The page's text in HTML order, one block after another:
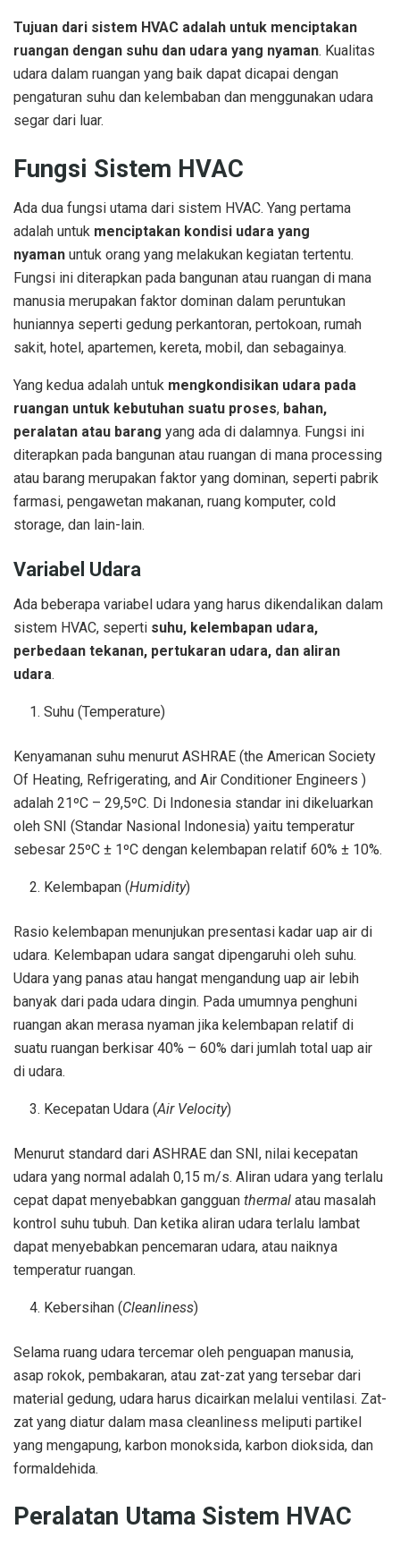
Tujuan dari sistem HVAC adalah untuk menciptakan
ruangan dengan suhu dan udara yang nyaman. Kualitas
udara dalam ruangan yang baik dapat dicapai dengan
pengaturan suhu dan kelembaban dan menggunakan udara
segar dari luar.
Fungsi Sistem HVAC
Ada dua fungsi utama dari sistem HVAC. Yang pertama
adalah untuk menciptakan kondisi udara yang
nyaman untuk orang yang melakukan kegiatan tertentu.
Fungsi ini diterapkan pada bangunan atau ruangan di mana
manusia merupakan faktor dominan dalam peruntukan
huniannya seperti gedung perkantoran, pertokoan, rumah
sakit, hotel, apartemen, kereta, mobil, dan sebagainya.
Yang kedua adalah untuk mengkondisikan udara pada
ruangan untuk kebutuhan suatu proses, bahan,
peralatan atau barang yang ada di dalamnya. Fungsi ini
diterapkan pada bangunan atau ruangan di mana processing
atau barang merupakan faktor yang dominan, seperti pabrik
farmasi, pengawetan makanan, ruang komputer, cold
storage, dan lain-lain.
Variabel Udara
Ada beberapa variabel udara yang harus dikendalikan dalam
sistem HVAC, seperti suhu, kelembapan udara,
perbedaan tekanan, pertukaran udara, dan aliran
udara.
Suhu (Temperature)
Kenyamanan suhu menurut ASHRAE (the American Society
Of Heating, Refrigerating, and Air Conditioner Engineers )
adalah 21ºC – 29,5ºC. Di Indonesia standar ini dikeluarkan
oleh SNI (Standar Nasional Indonesia) yaitu temperatur
sebesar 25ºC ± 1ºC dengan kelembapan relatif 60% ± 10%.
Kelembapan (Humidity)
Rasio kelembapan menunjukan presentasi kadar uap air di
udara. Kelembapan udara sangat dipengaruhi oleh suhu.
Udara yang panas atau hangat mengandung uap air lebih
banyak dari pada udara dingin. Pada umumnya penghuni
ruangan akan merasa nyaman jika kelembapan relatif di
suatu ruangan berkisar 40% – 60% dari jumlah total uap air
di udara.
Kecepatan Udara (Air Velocity)
Menurut standard dari ASHRAE dan SNI, nilai kecepatan
udara yang normal adalah 0,15 m/s. Aliran udara yang terlalu
cepat dapat menyebabkan gangguan thermal atau masalah
kontrol suhu tubuh. Dan ketika aliran udara terlalu lambat
dapat menyebabkan pencemaran udara, atau naiknya
temperatur ruangan.
Kebersihan (Cleanliness)
Selama ruang udara tercemar oleh penguapan manusia,
asap rokok, pembakaran, atau zat-zat yang tersebar dari
material gedung, udara harus dicairkan melalui ventilasi. Zat-
zat yang diatur dalam masa cleanliness meliputi partikel
yang mengapung, karbon monoksida, karbon dioksida, dan
formaldehida.
Peralatan Utama Sistem HVAC